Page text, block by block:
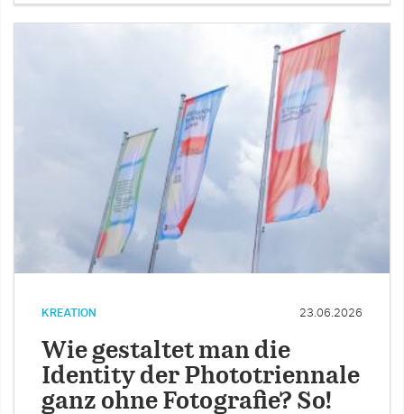
KREATION 23.06.2026
Wie gestaltet man die
Identity der Phototriennale
ganz ohne Fotografie? So!